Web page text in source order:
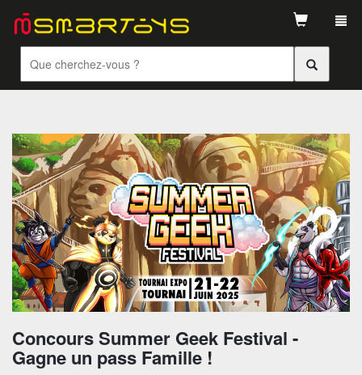
Concours Summer Geek Festival -
Gagne un pass Famille !